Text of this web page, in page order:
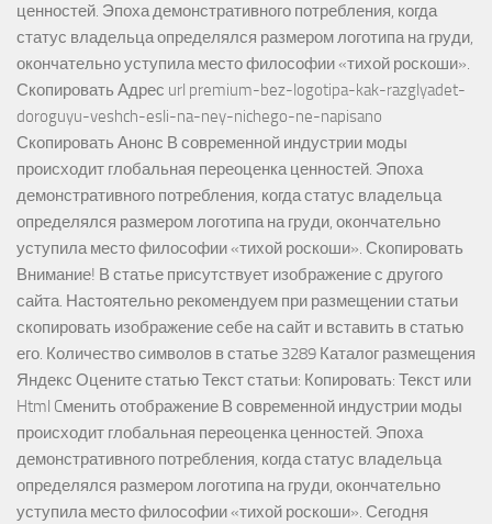
ценностей. Эпоха демонстративного потребления, когда
статус владельца определялся размером логотипа на груди,
окончательно уступила место философии «тихой роскоши».
Скопировать Адрес url premium-bez-logotipa-kak-razglyadet-
doroguyu-veshch-esli-na-ney-nichego-ne-napisano
Скопировать Анонс В современной индустрии моды
происходит глобальная переоценка ценностей. Эпоха
демонстративного потребления, когда статус владельца
определялся размером логотипа на груди, окончательно
уступила место философии «тихой роскоши». Скопировать
Внимание! В статье присутствует изображение с другого
сайта. Настоятельно рекомендуем при размещении статьи
скопировать изображение себе на сайт и вставить в статью
его. Количество символов в статье 3289 Каталог размещения
Яндекс Оцените статью Текст статьи: Копировать: Текст или
Html Cменить отображение В современной индустрии моды
происходит глобальная переоценка ценностей. Эпоха
демонстративного потребления, когда статус владельца
определялся размером логотипа на груди, окончательно
уступила место философии «тихой роскоши». Сегодня